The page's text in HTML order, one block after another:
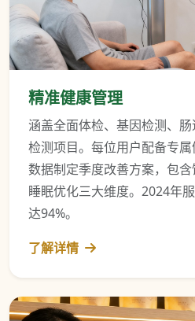
精准健康管理
涵盖全面体检、基因检测、
检测项目。每位用户配备专
数据制定季度改善方案，包
睡眠优化三大维度。2024年
达94%。
了解详情